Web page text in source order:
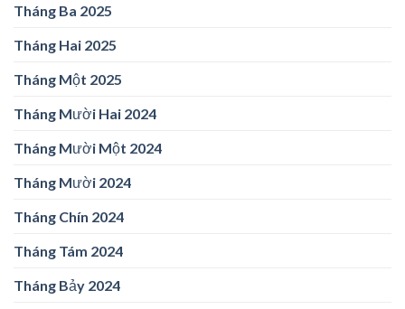
Tháng Ba 2025
Tháng Hai 2025
Tháng Một 2025
Tháng Mười Hai 2024
Tháng Mười Một 2024
Tháng Mười 2024
Tháng Chín 2024
Tháng Tám 2024
Tháng Bảy 2024